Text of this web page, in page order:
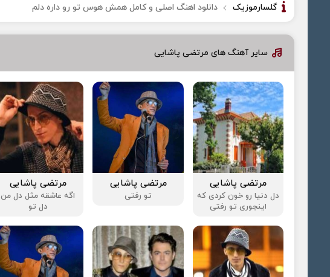
گلسارموزیک دانلود اهنگ اصلی و کامل همش هوس تو رو داره دلم
سایر آهنگ های مرتضی پاشایی
مرتضی پاشایی
دل دنیا رو خون کردی که
اینجوری تو رفتی
مرتضی پاشایی
تو رفتی
مرتضی پاشایی
اگه عاشقه مثل دل من
دل تو